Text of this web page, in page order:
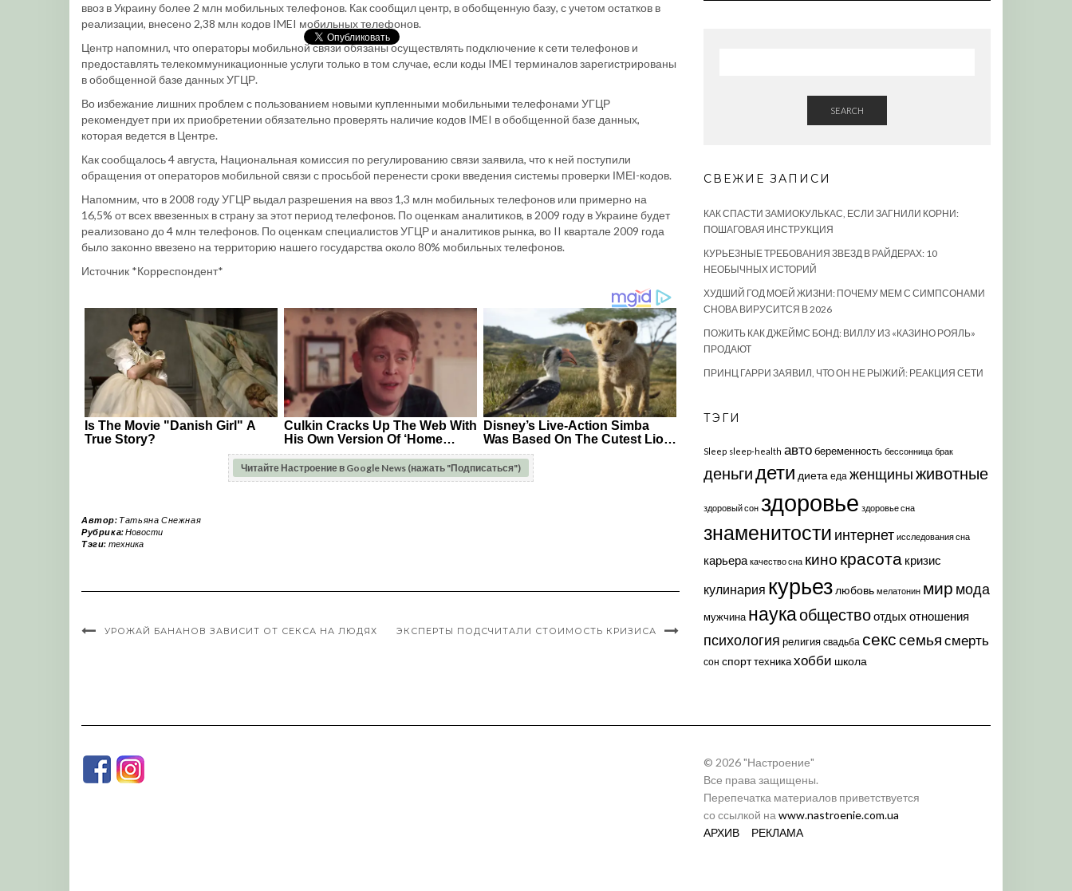
ввоз в Украину более 2 млн мобильных телефонов. Как сообщил центр, в обобщенную базу, с учетом остатков в
реализации, внесено 2,38 млн кодов IMEI мобильных телефонов.
Центр напомнил, что операторы мобильной связи обязаны осуществлять подключение к сети телефонов и
предоставлять телекоммуникационные услуги только в том случае, если коды IMEI терминалов зарегистрированы
в обобщенной базе данных УГЦР.
Во избежание лишних проблем с пользованием новыми купленными мобильными телефонами УГЦР
рекомендует при их приобретении обязательно проверять наличие кодов IMEI в обобщенной базе данных,
которая ведется в Центре.
Как сообщалось 4 августа, Национальная комиссия по регулированию связи заявила, что к ней поступили
обращения от операторов мобильной связи с просьбой перенести сроки введения системы проверки ІМЕІ-кодов.
Напомним, что в 2008 году УГЦР выдал разрешения на ввоз 1,3 млн мобильных телефонов или примерно на
16,5% от всех ввезенных в страну за этот период телефонов. По оценкам аналитиков, в 2009 году в Украине будет
реализовано до 4 млн телефонов. По оценкам специалистов УГЦР и аналитиков рынка, во II квартале 2009 года
было законно ввезено на территорию нашего государства около 80% мобильных телефонов.
Источник *Корреспондент*
Читайте Настроение в Google News (нажать "Подписаться")
Автор: Татьяна Снежная
Рубрика:Новости
Тэги: техника
УРОЖАЙ БАНАНОВ ЗАВИСИТ ОТ СЕКСА НА ЛЮДЯХ ЭКСПЕРТЫ ПОДСЧИТАЛИ СТОИМОСТЬ КРИЗИСА
SEARCH
СВЕЖИЕ ЗАПИСИ
КАК СПАСТИ ЗАМИОКУЛЬКАС, ЕСЛИ ЗАГНИЛИ КОРНИ:
ПОШАГОВАЯ ИНСТРУКЦИЯ
КУРЬЕЗНЫЕ ТРЕБОВАНИЯ ЗВЕЗД В РАЙДЕРАХ: 10
НЕОБЫЧНЫХ ИСТОРИЙ
ХУДШИЙ ГОД МОЕЙ ЖИЗНИ: ПОЧЕМУ МЕМ С СИМПСОНАМИ
СНОВА ВИРУСИТСЯ В 2026
ПОЖИТЬ КАК ДЖЕЙМС БОНД: ВИЛЛУ ИЗ «КАЗИНО РОЯЛЬ»
ПРОДАЮТ
ПРИНЦ ГАРРИ ЗАЯВИЛ, ЧТО ОН НЕ РЫЖИЙ: РЕАКЦИЯ СЕТИ
ТЭГИ
Sleep sleep-health автобеременность бессонница брак
деньгидети диета еда женщиныживотные
здоровый сон здоровье здоровье сна
знаменитости интернет исследования сна
карьера качество сна кино красота кризис
кулинария курьез любовь мелатонин мир мода
мужчина наукаобществоотдых отношения
психология религия свадьба секссемья смерть
сон спорттехникахобби школа
© 2026 "Настроение"
Все права защищены.
Перепечатка материалов приветствуется
со ссылкой на www.nastroenie.com.ua
АРХИВ
РЕКЛАМА